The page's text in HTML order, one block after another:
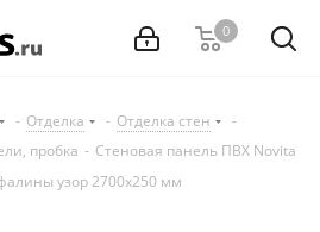
0
- Отделка - Отделка стен
-
пробка - Стеновая панель ПВХ Novita
узор 2700x250 мм